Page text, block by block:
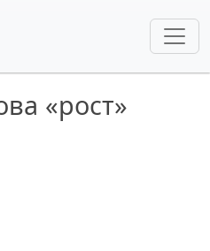
«рост»